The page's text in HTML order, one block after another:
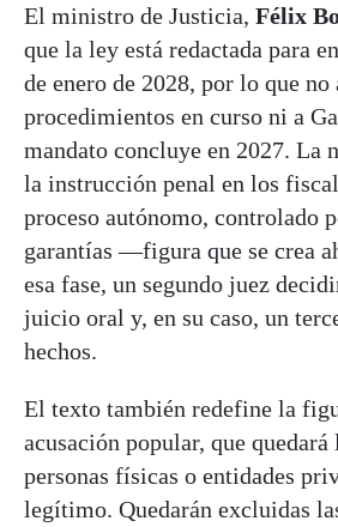
El ministro de Justicia, Félix
que la ley está redactada para
de enero de 2028, por lo que no
procedimientos en curso ni a
mandato concluye en 2027. La
la instrucción penal en los
proceso autónomo, controlado
garantías —figura que se crea
esa fase, un segundo juez
juicio oral y, en su caso, un
hechos.
El texto también redefine la
acusación popular, que
personas físicas o entidades
legítimo. Quedarán excluidas